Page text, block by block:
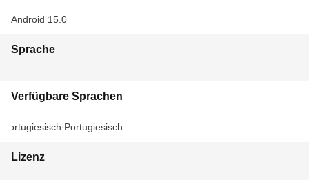
Android 15.0
Sprache
Verfügbare Sprachen
Portugiesisch Portugiesisch
Lizenz